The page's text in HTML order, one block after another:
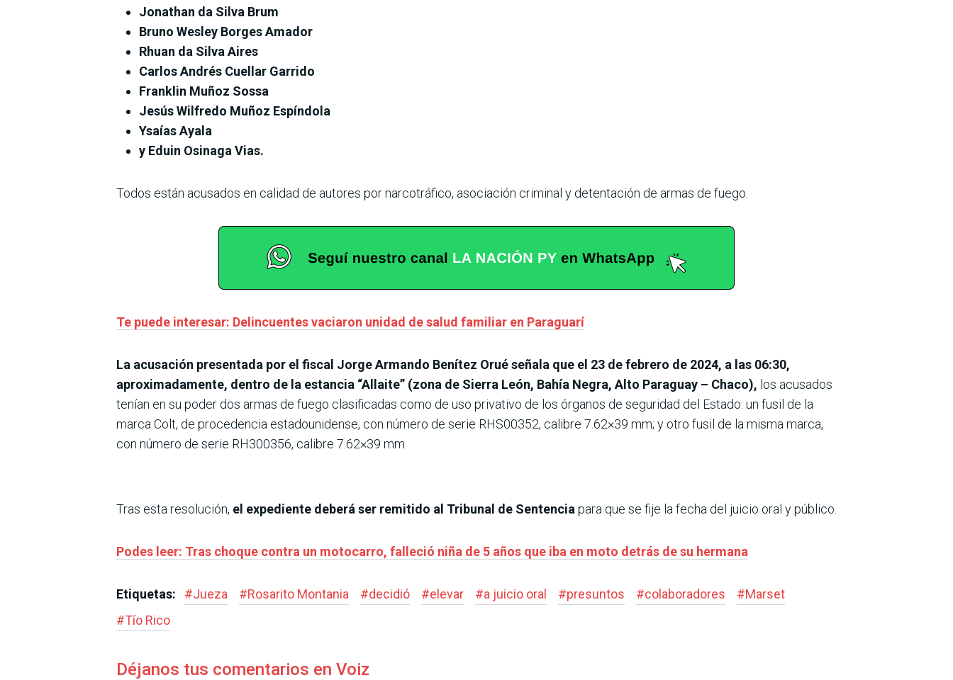
Jonathan da Silva Brum
Bruno Wesley Borges Amador
Rhuan da Silva Aires
Carlos Andrés Cuellar Garrido
Franklin Muñoz Sossa
Jesús Wilfredo Muñoz Espíndola
Ysaías Ayala
y Eduin Osinaga Vias.
Todos están acusados en calidad de autores por narcotráfico, asociación criminal y detentación de armas de fuego.
Te puede interesar: Delincuentes vaciaron unidad de salud familiar en Paraguarí
La acusación presentada por el fiscal Jorge Armando Benítez Orué señala que el 23 de febrero de 2024, a las 06:30,
aproximadamente, dentro de la estancia “Allaite” (zona de Sierra León, Bahía Negra, Alto Paraguay – Chaco), los acusados
tenían en su poder dos armas de fuego clasificadas como de uso privativo de los órganos de seguridad del Estado: un fusil de la
marca Colt, de procedencia estadounidense, con número de serie RHS00352, calibre 7.62×39 mm; y otro fusil de la misma marca,
con número de serie RH300356, calibre 7.62×39 mm.
Tras esta resolución, el expediente deberá ser remitido al Tribunal de Sentencia para que se fije la fecha del juicio oral y público.
Podes leer: Tras choque contra un motocarro, falleció niña de 5 años que iba en moto detrás de su hermana
Etiquetas: #Jueza #Rosarito Montania #decidió #elevar #a juicio oral #presuntos #colaboradores #Marset
#Tío Rico
Déjanos tus comentarios en Voiz